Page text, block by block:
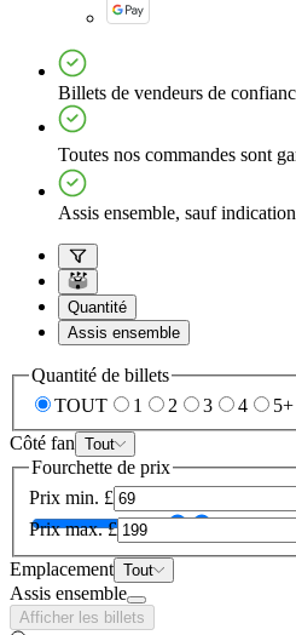
Billets de vendeurs de
Toutes nos commandes sont
Assis ensemble, sauf
Quantité
Assis ensemble
Quantité de billets
TOUT
1 2 3 4
5+
Côté fan Tout
Fourchette de prix
Prix min. £
Prix max. £
Emplacement Tout
Assis ensemble
Afficher les billets